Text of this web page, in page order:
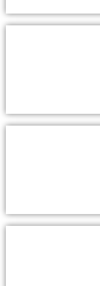
Auf
Lies Dir unsere
Sende uns Dein